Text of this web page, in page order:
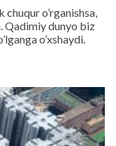
o’rganishsa,
Qadimiy dunyo biz
o’xshaydi.